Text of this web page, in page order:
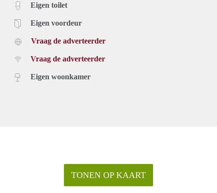
Eigen toilet
Eigen voordeur
Vraag de adverteerder
Vraag de adverteerder
Eigen woonkamer
TONEN OP KAART